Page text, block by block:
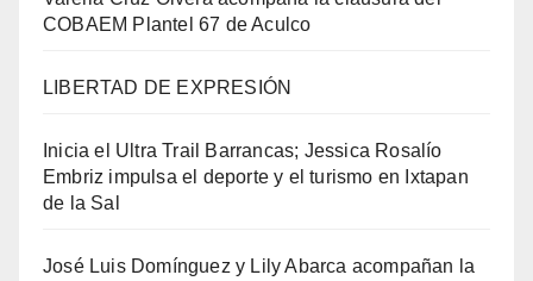
COBAEM Plantel 67 de Aculco
LIBERTAD DE EXPRESIÓN
Inicia el Ultra Trail Barrancas; Jessica Rosalío
Embriz impulsa el deporte y el turismo en Ixtapan
de la Sal
José Luis Domínguez y Lily Abarca acompañan la